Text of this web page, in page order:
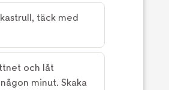
täck med
och låt
minut. Skaka